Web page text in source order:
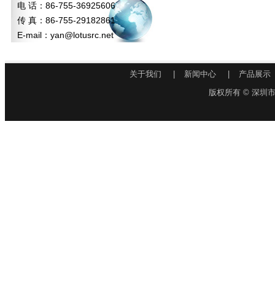
电 话：86-755-36925606
传 真：86-755-29182861
E-mail： yan@lotusrc.net
关于我们 新闻中心
产品展示
版权所有 © 深圳